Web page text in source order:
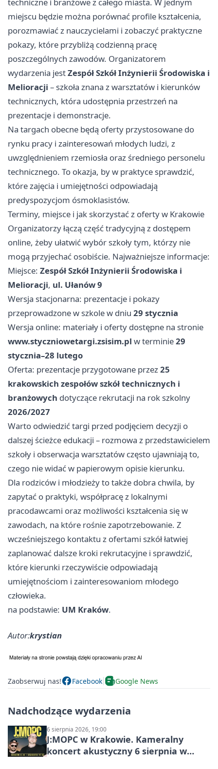
techniczne i branżowe z całego miasta. W jednym
miejscu będzie można porównać profile kształcenia,
porozmawiać z nauczycielami i zobaczyć praktyczne
pokazy, które przybliżą codzienną pracę
poszczególnych zawodów. Organizatorem
wydarzenia jestZespół Szkół Inżynierii Środowiska i
Melioracji – szkoła znana z warsztatów i kierunków
technicznych, która udostępnia przestrzeń na
prezentacje i demonstracje.
Na targach obecne będą oferty przystosowane do
rynku pracy i zainteresowań młodych ludzi, z
uwzględnieniem rzemiosła oraz średniego personelu
technicznego. To okazja, by w praktyce sprawdzić,
które zajęcia i umiejętności odpowiadają
predyspozycjom ósmoklasistów.
Terminy, miejsce i jak skorzystać z oferty w Krakowie
Organizatorzy łączą część tradycyjną z dostępem
online, żeby ułatwić wybór szkoły tym, którzy nie
mogą przyjechać osobiście. Najważniejsze informacje:
Miejsce: Zespół Szkół Inżynierii Środowiska i
Melioracji, ul. Ułanów 9
Wersja stacjonarna: prezentacje i pokazy
przeprowadzone w szkole w dniu 29 stycznia
Wersja online: materiały i oferty dostępne na stronie
www.styczniowetargi.zsisim.pl w terminie29
stycznia–28 lutego
Oferta: prezentacje przygotowane przez25
krakowskich zespołów szkół technicznych i
branżowych dotyczące rekrutacji na rok szkolny
2026/2027
Warto odwiedzić targi przed podjęciem decyzji o
dalszej ścieżce edukacji – rozmowa z przedstawicielem
szkoły i obserwacja warsztatów często ujawniają to,
czego nie widać w papierowym opisie kierunku.
Dla rodziców i młodzieży to także dobra chwila, by
zapytać o praktyki, współpracę z lokalnymi
pracodawcami oraz możliwości kształcenia się w
zawodach, na które rośnie zapotrzebowanie. Z
wcześniejszego kontaktu z ofertami szkół łatwiej
zaplanować dalsze kroki rekrutacyjne i sprawdzić,
które kierunki rzeczywiście odpowiadają
umiejętnościom i zainteresowaniom młodego
człowieka.
na podstawie: UM Kraków.
Autor:krystian
Zaobserwuj nas! Facebook Google News
Nadchodzące wydarzenia
6 sierpnia 2026, 19:00
J:МОРС w Krakowie. Kameralny
koncert akustyczny 6 sierpnia w